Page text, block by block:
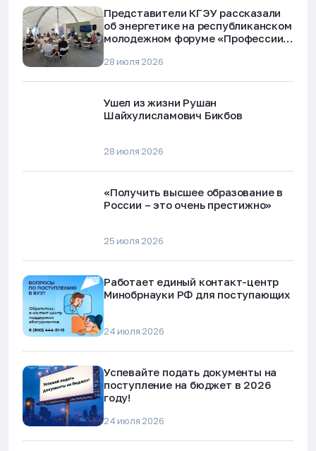
Представители КГЭУ рассказали
об энергетике на республиканском
молодежном форуме «Профессии
28 июля 2026
Ушел из жизни Рушан
Шайхулисламович Бикбов
28 июля 2026
«Получить высшее образование в
России – это очень престижно»
25 июля 2026
Работает единый контакт-центр
Минобрнауки РФ для поступающих
24 июля 2026
Успевайте подать документы на
поступление на бюджет в 2026
году!
24 июля 2026